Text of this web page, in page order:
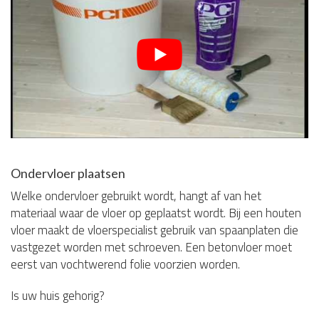
Ondervloer plaatsen
Welke ondervloer gebruikt wordt, hangt af van het
materiaal waar de vloer op geplaatst wordt. Bij een houten
vloer maakt de vloerspecialist gebruik van spaanplaten die
vastgezet worden met schroeven. Een betonvloer moet
eerst van vochtwerend folie voorzien worden.
Is uw huis gehorig?